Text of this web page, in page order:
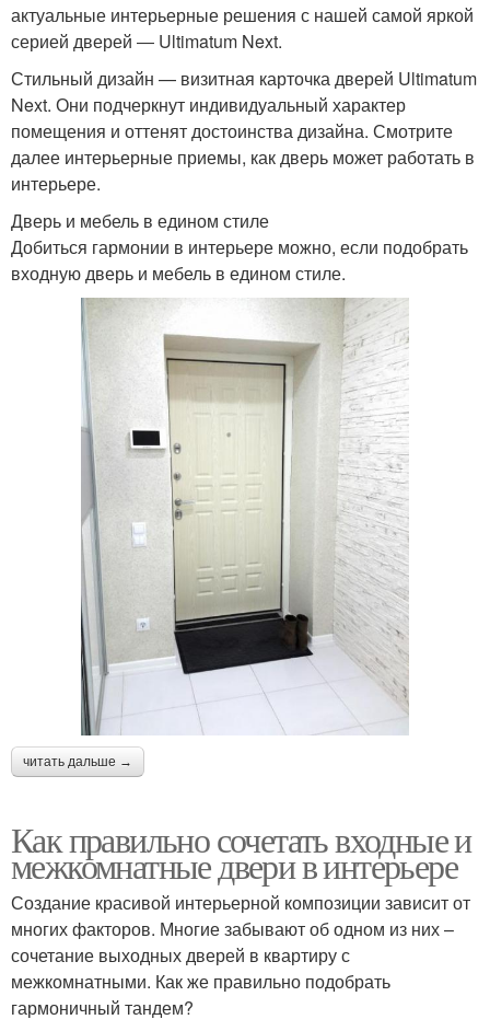
актуальные интерьерные решения с нашей самой яркой
серией дверей ― Ultimatum Next.
Стильный дизайн — визитная карточка дверей Ultimatum
Next. Они подчеркнут индивидуальный характер
помещения и оттенят достоинства дизайна. Смотрите
далее интерьерные приемы, как дверь может работать в
интерьере.
Дверь и мебель в едином стиле
Добиться гармонии в интерьере можно, если подобрать
входную дверь и мебель в едином стиле.
читать дальше →
Как правильно сочетать входные и
межкомнатные двери в интерьере
Создание красивой интерьерной композиции зависит от
многих факторов. Многие забывают об одном из них –
сочетание выходных дверей в квартиру с
межкомнатными. Как же правильно подобрать
гармоничный тандем?